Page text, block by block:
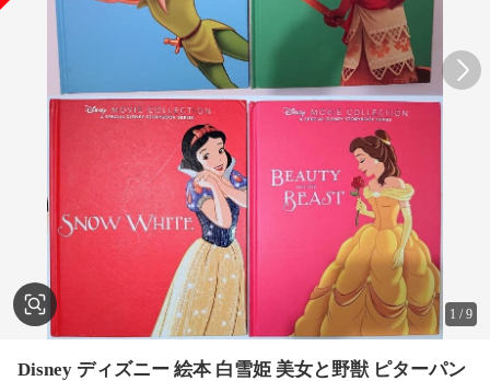
1 /9
Disney ディズニー 絵本 白雪姫 美女と野獣 ピターパン